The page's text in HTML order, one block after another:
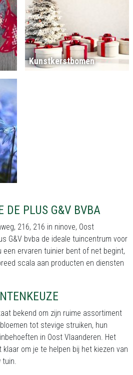
Kunstkerstbomen
DE PLUS G&V BVBA
216, 216 in ninove, Oost
G&V bvba de ideale tuincentrum voor
een ervaren tuinier bent of net begint,
scala aan producten en diensten
bekend om zijn ruime assortiment
tot stevige struiken, hun
in Oost Vlaanderen. Het
om je te helpen bij het kiezen van
tuin.